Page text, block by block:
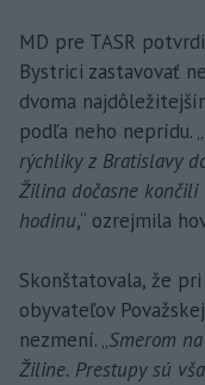
MD pre TASR
Bystrici zastavovať
dvoma
podľa neho neprídu. „
rýchliky z Bratislavy
Žilina dočasne končili
hodinu,“ ozrejmila
Skonštatovala, že
obyvateľov
nezmení. „Smerom
Žiline. Prestupy sú